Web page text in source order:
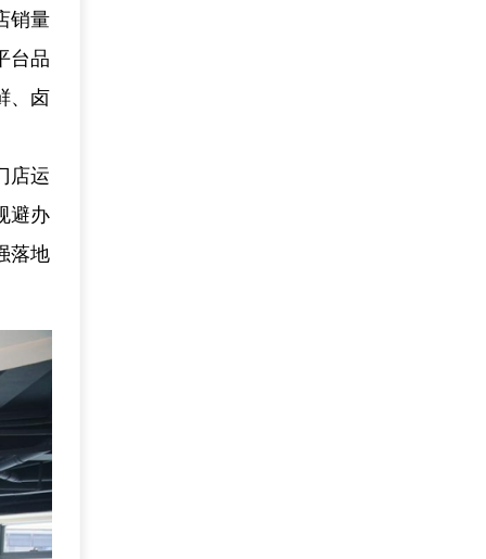
销量
台品
、卤
店运
避办
落地